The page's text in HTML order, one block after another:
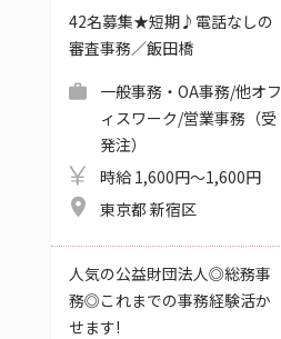
42名募集★短期♪電話なしの
審査事務／飯田橋
一般事務・OA事務/他オフ
ィスワーク/営業事務（受
発注）
時給 1,600円～1,600円
東京都 新宿区
人気の公益財団法人◎総務事
務◎これまでの事務経験活か
せます!